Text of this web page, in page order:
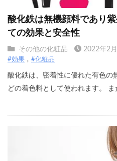
酸化鉄は無機顔料であり
ての効果と安全性
その他の化粧品 2022年2
#効果 #化粧品
酸化鉄は、密着性に優れた有色の
どの着色料として使われます。